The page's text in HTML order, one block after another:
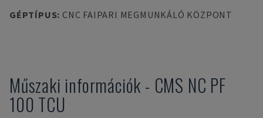
GÉPTÍPUS: CNC FAIPARI MEGMUNKÁLÓ KÖZPONT
Műszaki információk - CMS NC PF
100 TCU